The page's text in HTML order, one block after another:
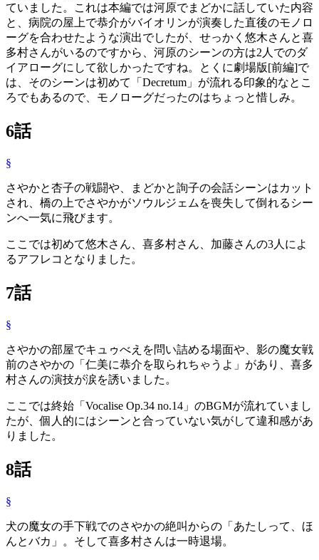
ていました。これは本編では河原でまどかに話していた内容
と、病院の屋上で恭介がバイオリンが演奏した直後のモノロ
ーグを合わせたような演出でしたが、せっかく悠木さんと喜
多村さんがいるのですから、河原のシーンの方は2人でのダ
イアローグにして欲しかったですね。とくに劇場版[前編]で
は、そのシーンは初めて「Decretum」が流れる印象的なとこ
ろでもあるので、モノローグだったのはちょっと惜しみ。
6話
§
さやかと杏子の戦闘や、まどかと詢子の会話シーンはカット
され、橋の上でさやかがソウルジェムを喪失して倒れるシー
ンへ一気に飛びます。
ここでは初めて悠木さん、喜多村さん、加藤さんの3人によ
るアフレコとなりました。
7話
§
さやかの部屋でキュゥべえを問い詰める場面や、影の魔女戦
前のさやかの「仁美に恭介を取られちゃうよ」があり、喜多
村さんの演技が涙を誘いました。
ここでは終始「Vocalise Op.34 no.14」のBGMが流れていまし
たが、個人的にはシーンと合っていない気がして違和感があ
りました。
8話
§
犬の魔女の手下戦でのさやかの絶叫からの「あたしって、ほ
んとバカ」。そして喜多村さんは一時退場。